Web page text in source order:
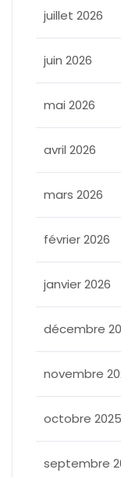
juillet 2026
juin 2026
mai 2026
avril 2026
mars 2026
février 2026
janvier 2026
décembre
novembre
octobre 2025
septembre